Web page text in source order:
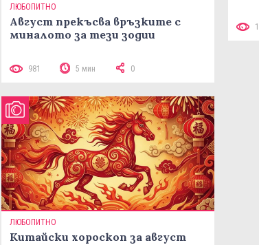
ЛЮБОПИТНО
Август прекъсва връзките с
миналото за тези зодии
981 5 мин 0
ЛЮБОПИТНО
Китайски хороскоп за август